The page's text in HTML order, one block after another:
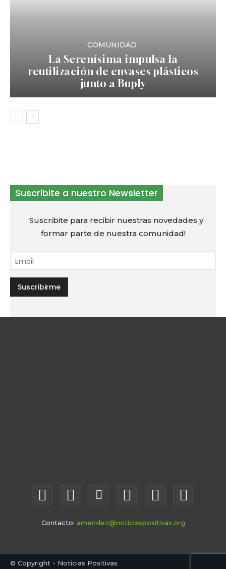
COMUNIDAD
La Serenísima impulsa la
reutilización de envases plásticos
junto a Buply
Suscribite a nuestro Newsletter
Suscribite para recibir nuestras novedades y
formar parte de nuestra comunidad!
Contacto: amendez@noticiaspositivas.org
© Copyright - Noticias Positivas